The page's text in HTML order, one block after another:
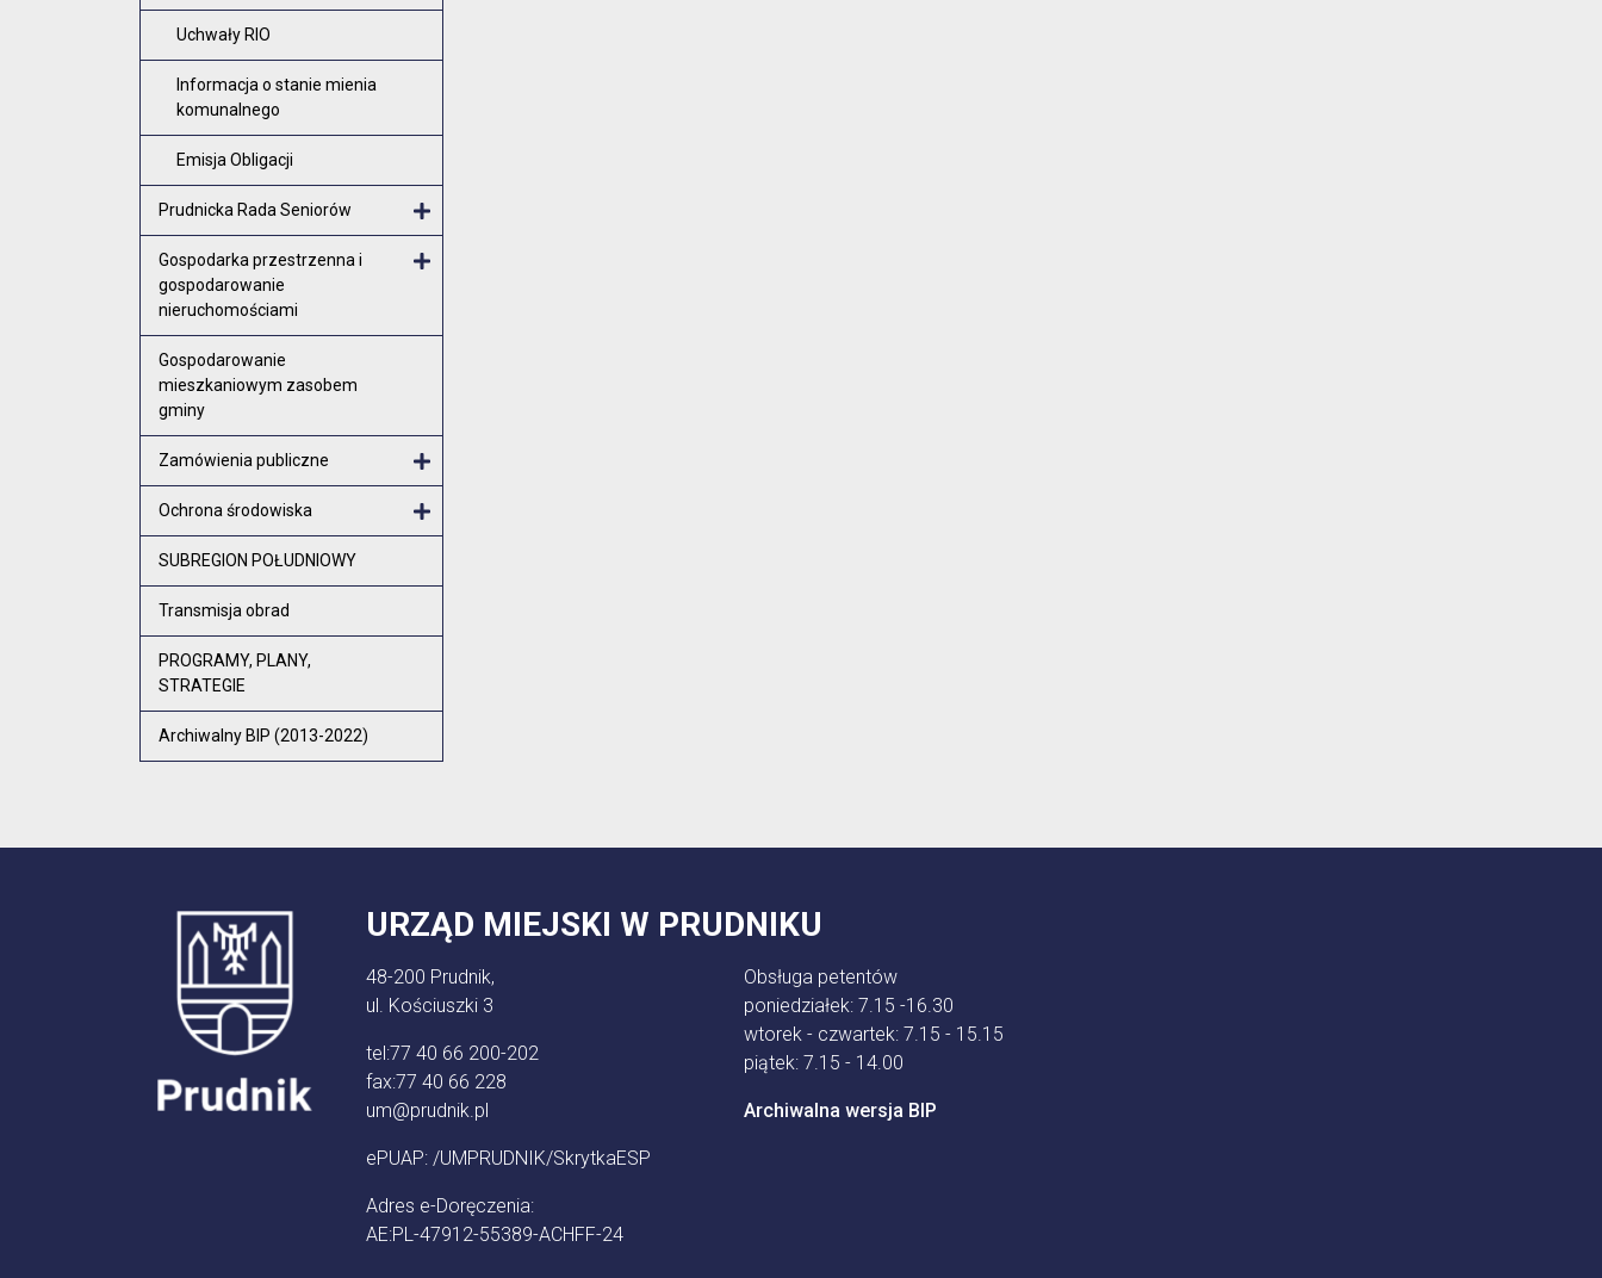
Uchwały RIO
Informacja o stanie mienia
komunalnego
Emisja Obligacji
Prudnicka Rada Seniorów
Gospodarka przestrzenna i
gospodarowanie
nieruchomościami
Gospodarowanie
mieszkaniowym zasobem
gminy
Zamówienia publiczne
Ochrona środowiska
SUBREGION POŁUDNIOWY
Transmisja obrad
PROGRAMY, PLANY,
STRATEGIE
Archiwalny BIP (2013-2022)
URZĄD MIEJSKI W PRUDNIKU
48-200 Prudnik,
ul. Kościuszki 3
tel:77 40 66 200-202
fax:77 40 66 228
um@prudnik.pl
ePUAP: /UMPRUDNIK/SkrytkaESP
Adres e-Doręczenia:
AE:PL-47912-55389-ACHFF-24
Obsługa petentów
poniedziałek: 7.15 -16.30
wtorek - czwartek: 7.15 - 15.15
piątek: 7.15 - 14.00
Archiwalna wersja BIP